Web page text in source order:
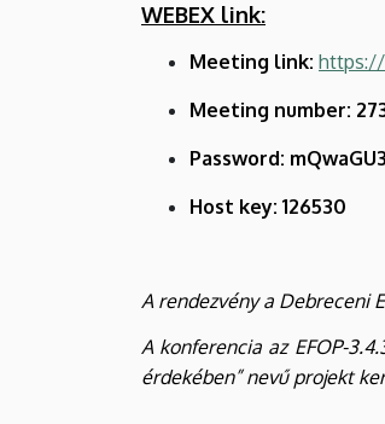
WEBEX link:
Meeting link: https://
Meeting number:
Password:
Host key: 126530
A rendezvény a Debreceni
A konferencia az EFOP-
érdekében” nevű projekt